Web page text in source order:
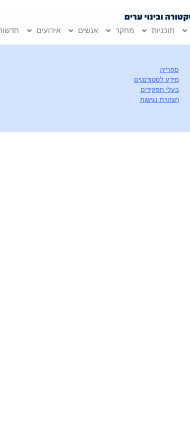
תוכניות מחקר אנשים אירועים
ספרייה
מידע לסטודנטים
בעלי תפקידים
הצהרת נגישות